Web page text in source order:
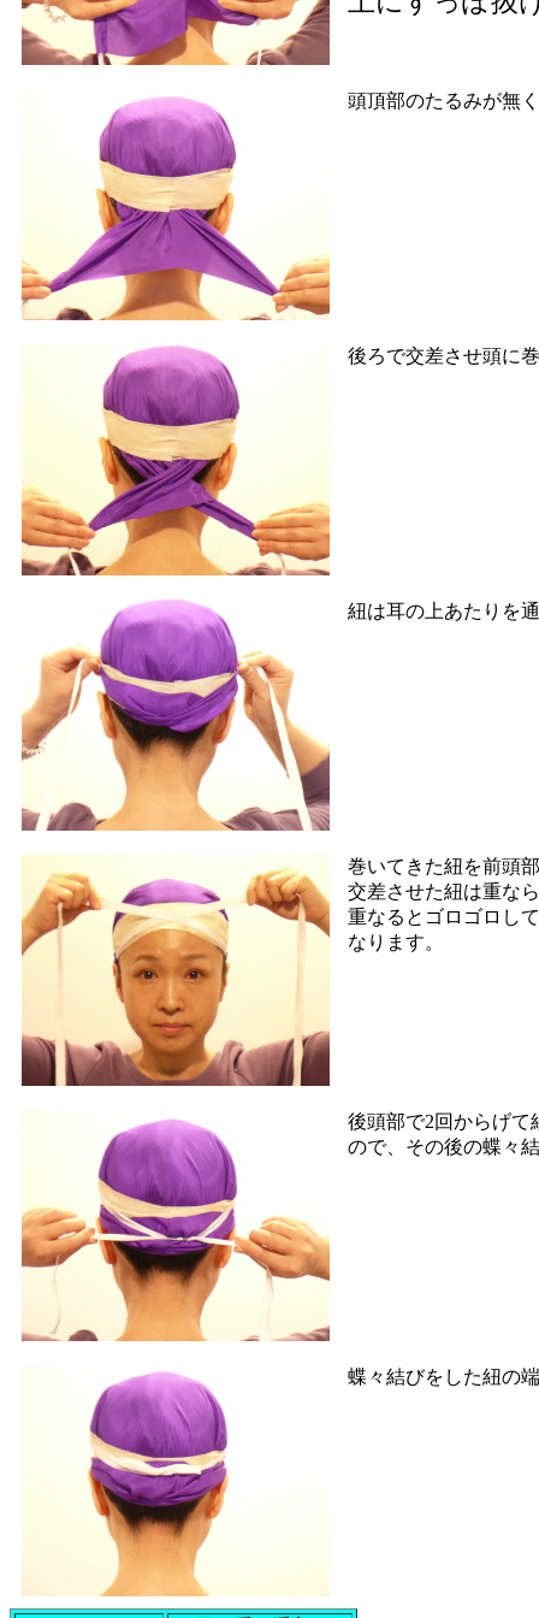
頭頂部のたるみが無
後ろで交差させ頭に
紐は耳の上あたりを
巻いてきた紐を前頭
交差させた紐は重な
重なるとゴロゴロし
なります。
後頭部で2回からげて
ので、その後の蝶々
蝶々結びをした紐の